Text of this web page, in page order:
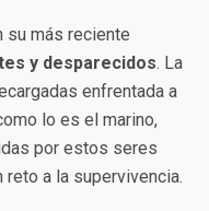
su más reciente
y desparecidos. La
enfrentada a
lo es el marino,
por estos seres
a la supervivencia.